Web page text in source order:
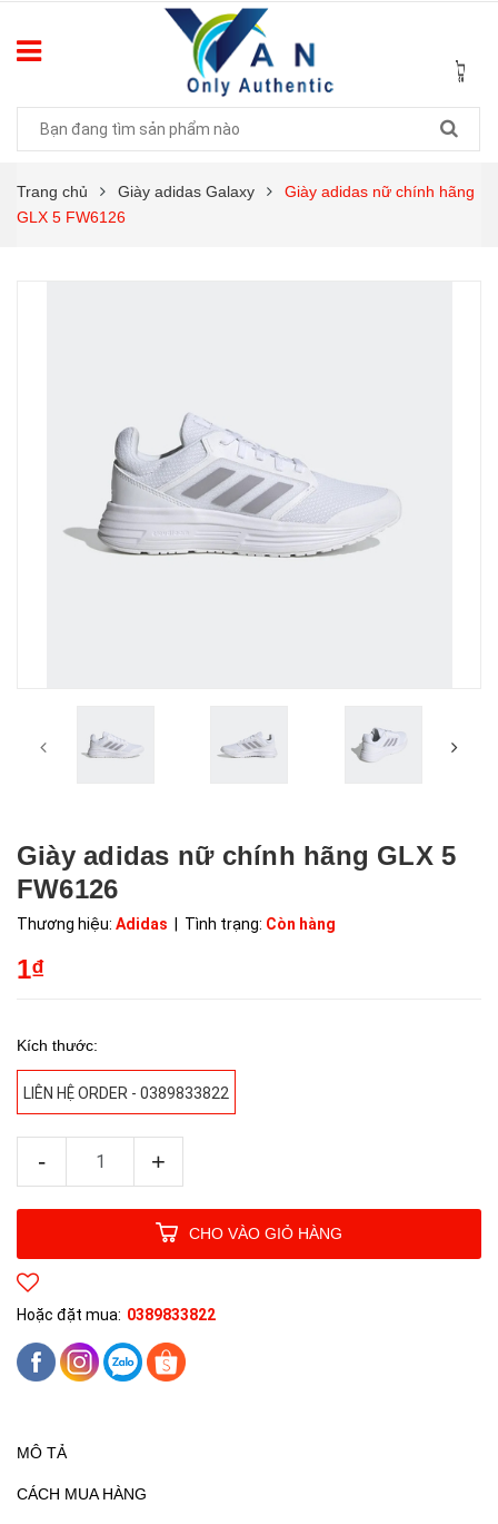
Trang chủ Giày adidas Galaxy
Giày adidas nữ chính hãng
GLX 5 FW6126
Giày adidas nữ chính hãng GLX 5
FW6126
Thương hiệu: Adidas | Tình trạng: Còn hàng
1₫
Kích thước:
LIÊN HỆ ORDER - 0389833822
- +
CHO VÀO GIỎ HÀNG
Hoặc đặt mua: 0389833822
MÔ TẢ
CÁCH MUA HÀNG